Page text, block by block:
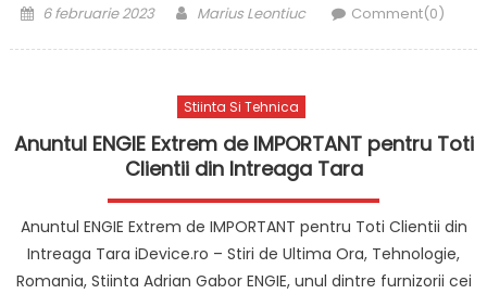
Posted
6 februarie 2023 Author
Marius Leontiuc Comment(0)
Stiinta Si Tehnica
Anuntul ENGIE Extrem de IMPORTANT pentru Toti
Clientii din Intreaga Tara
Anuntul ENGIE Extrem de IMPORTANT pentru Toti Clientii din
Intreaga Tara iDevice.ro – Stiri de Ultima Ora, Tehnologie,
Romania, Stiinta Adrian Gabor ENGIE, unul dintre furnizorii cei